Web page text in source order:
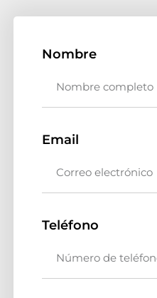
Nombre
Email
Teléfono